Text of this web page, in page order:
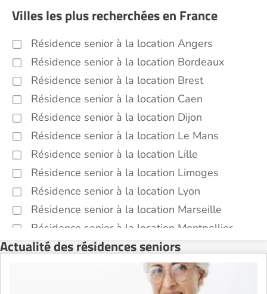
Villes les plus recherchées en France
Résidence senior à la location Angers
Résidence senior à la location Bordeaux
Résidence senior à la location Brest
Résidence senior à la location Caen
Résidence senior à la location Dijon
Résidence senior à la location Le Mans
Résidence senior à la location Lille
Résidence senior à la location Limoges
Résidence senior à la location Lyon
Résidence senior à la location Marseille
Résidence senior à la location Montpellier
Résidence senior à la location Montélimar
Résidence senior à la location Nantes
Résidence senior à la location Nîmes
Actualité des résidences seniors